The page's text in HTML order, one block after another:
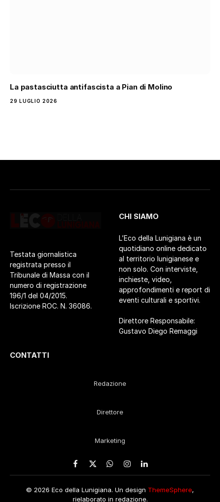
La pastasciutta antifascista a Pian di Molino
29 LUGLIO 2026
Testata giornalistica
registrata presso il
Tribunale di Massa con il
numero di registrazione
196/1 del 04/2015.
Iscrizione ROC. N. 36086.
CHI SIAMO
L’Eco della Lunigiana è un
quotidiano online dedicato
al territorio lunigianese e
non solo. Con interviste,
inchieste, video,
approfondimenti e report di
eventi culturali e sportivi.
Direttore Responsabile:
Gustavo Diego Remaggi
CONTATTI
Redazione
Direttore
Marketing
Facebook
X
WhatsApp
Instagram
LinkedIn
© 2026 Eco della Lunigiana. Un design ThemeSphere,
rielaborato in redazione.